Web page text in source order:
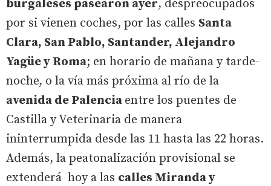
burgaleses pasearon ayer, despreocupados
por si vienen coches, por las calles Santa
Clara, San Pablo, Santander, Alejandro
Yagüe y Roma; en horario de mañana y tarde-
noche, o la vía más próxima al río de la
avenida de Palencia entre los puentes de
Castilla y Veterinaria de manera
ininterrumpida desde las 11 hasta las 22 horas.
Además, la peatonalización provisional se
extenderá hoy a las calles Miranda y